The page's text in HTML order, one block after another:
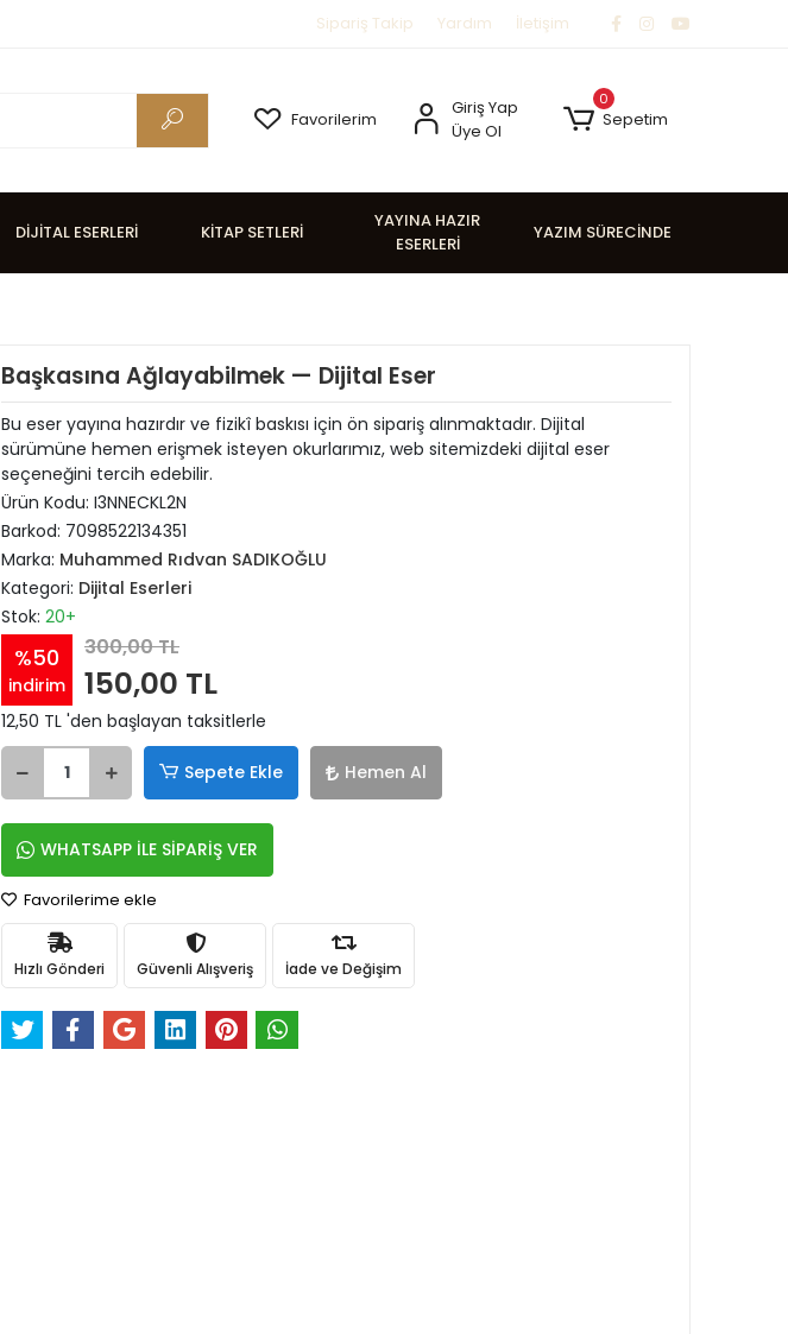
Sipariş Takip Yardım İletişim
Favorilerim
Giriş Yap
Üye Ol
0
Sepetim
DİJİTAL ESERLERİ KİTAP SETLERİ
YAYINA HAZIR
ESERLERİ
YAZIM SÜRECİNDE
Başkasına Ağlayabilmek — Dijital Eser
Bu eser yayına hazırdır ve fizikî baskısı için ön sipariş alınmaktadır. Dijital
sürümüne hemen erişmek isteyen okurlarımız, web sitemizdeki dijital eser
seçeneğini tercih edebilir.
Ürün Kodu: I3NNECKL2N
Barkod: 7098522134351
Marka: Muhammed Rıdvan SADIKOĞLU
Kategori: Dijital Eserleri
Stok: 20+
%50
indirim
300,00 TL
150,00 TL
12,50 TL 'den başlayan taksitlerle
Sepete Ekle Hemen Al
WHATSAPP İLE SİPARİŞ VER
Favorilerime ekle
Hızlı Gönderi Güvenli Alışveriş İade ve Değişim